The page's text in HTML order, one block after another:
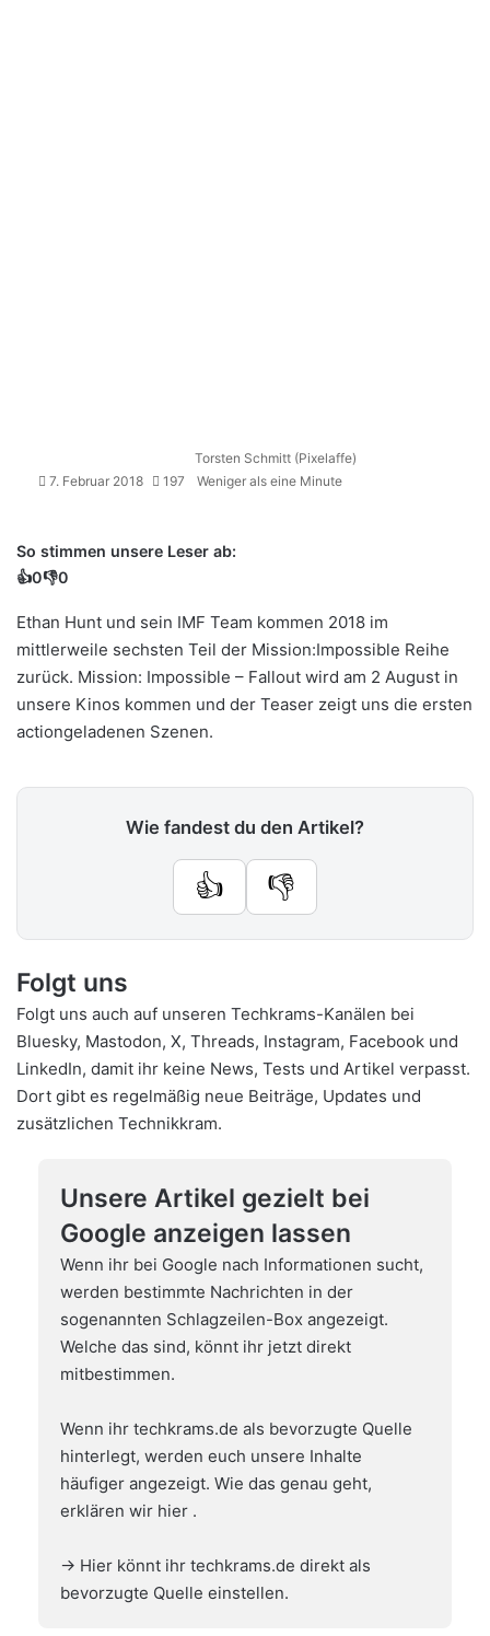
Torsten Schmitt (Pixelaffe)
7. Februar 2018
197 Weniger als eine Minute
So stimmen unsere Leser ab:
👍0👎0
Ethan Hunt und sein IMF Team kommen 2018 im
mittlerweile sechsten Teil der Mission:Impossible Reihe
zurück. Mission: Impossible – Fallout wird am 2 August in
unsere Kinos kommen und der Teaser zeigt uns die ersten
actiongeladenen Szenen.
Wie fandest du den Artikel?
👍 👎
Folgt uns
Folgt uns auch auf unseren Techkrams-Kanälen bei
Bluesky, Mastodon, X, Threads, Instagram, Facebook und
LinkedIn, damit ihr keine News, Tests und Artikel verpasst.
Dort gibt es regelmäßig neue Beiträge, Updates und
zusätzlichen Technikkram.
Unsere Artikel gezielt bei
Google anzeigen lassen
Wenn ihr bei Google nach Informationen sucht,
werden bestimmte Nachrichten in der
sogenannten Schlagzeilen-Box angezeigt.
Welche das sind, könnt ihr jetzt direkt
mitbestimmen.
Wenn ihr techkrams.de als bevorzugte Quelle
hinterlegt, werden euch unsere Inhalte
häufiger angezeigt. Wie das genau geht,
erklären wir hier .
→ Hier könnt ihr techkrams.de direkt als
bevorzugte Quelle einstellen.